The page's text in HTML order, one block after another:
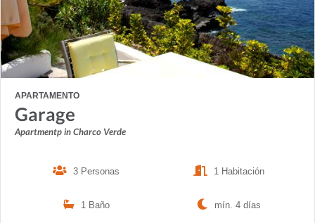
APARTAMENTO
Garage
Apartmentp in Charco Verde
3 Personas 1 Habitación
1 Baño mín. 4 días